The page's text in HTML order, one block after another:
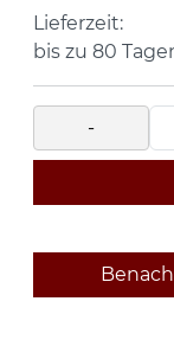
Lieferzeit:
bis zu 80
-